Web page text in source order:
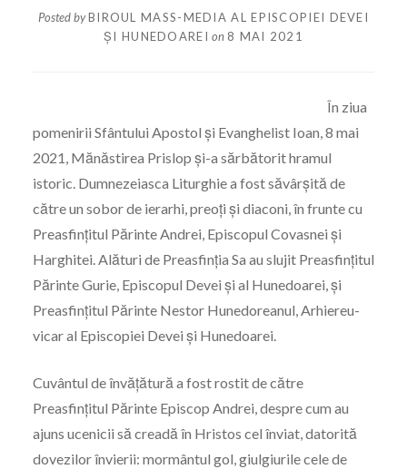
Posted byBIROUL MASS-MEDIA AL EPISCOPIEI DEVEI
ȘI HUNEDOAREI on 8 MAI 2021
În ziua
pomenirii Sfântului Apostol și Evanghelist Ioan, 8 mai
2021, Mănăstirea Prislop și-a sărbătorit hramul
istoric. Dumnezeiasca Liturghie a fost săvârșită de
către un sobor de ierarhi, preoți și diaconi, în frunte cu
Preasfințitul Părinte Andrei, Episcopul Covasnei și
Harghitei. Alături de Preasfinția Sa au slujit Preasfințitul
Părinte Gurie, Episcopul Devei și al Hunedoarei, și
Preasfințitul Părinte Nestor Hunedoreanul, Arhiereu-
vicar al Episcopiei Devei și Hunedoarei.
Cuvântul de învățătură a fost rostit de către
Preasfințitul Părinte Episcop Andrei, despre cum au
ajuns ucenicii să creadă în Hristos cel înviat, datorită
dovezilor învierii: mormântul gol, giulgiurile cele de